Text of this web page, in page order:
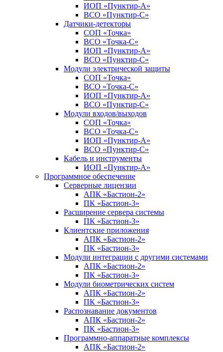
ИОП «Пунктир-А»
ВСО «Пунктир-С»
Датчики-детекторы
СОП «Точка»
ВСО «Точка-С»
ИОП «Пунктир-А»
ВСО «Пунктир-С»
Модули электрической защиты
СОП «Точка»
ВСО «Точка-С»
ИОП «Пунктир-А»
ВСО «Пунктир-С»
Модули входов/выходов
СОП «Точка»
ВСО «Точка-С»
ИОП «Пунктир-А»
ВСО «Пунктир-С»
Кабель и инструменты
ИОП «Пунктир-А»
Программное обеспечение
Серверные лицензии
АПК «Бастион-2»
ПК «Бастион-3»
Расширение сервера системы
ПК «Бастион-3»
Клиентские приложения
АПК «Бастион-2»
ПК «Бастион-3»
Модули интеграции с другими системами
АПК «Бастион-2»
ПК «Бастион-3»
Модули биометрических систем
АПК «Бастион-2»
ПК «Бастион-3»
Распознавание документов
АПК «Бастион-2»
ПК «Бастион-3»
Программно-аппаратные комплексы
АПК «Бастион-2»